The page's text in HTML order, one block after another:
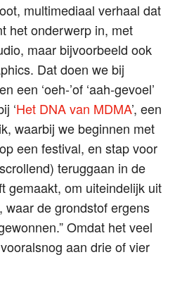
multimediaal verhaal dat
het onderwerp in, met
maar bijvoorbeeld ook
Dat doen we bij
een ‘oeh-’of ‘aah-gevoel’
‘Het DNA van MDMA’, een
waarbij we beginnen met
een festival, en stap voor
teruggaan in de
gemaakt, om uiteindelijk uit
waar de grondstof ergens
Omdat het veel
aan drie of vier